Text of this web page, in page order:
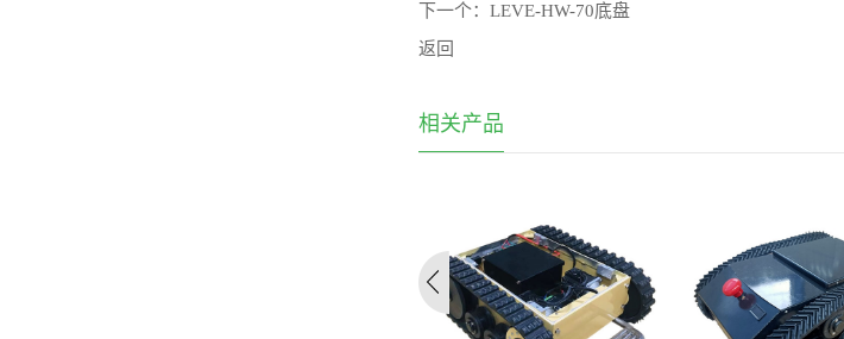
下一个： LEVE-HW-70底盘
返回
相关产品